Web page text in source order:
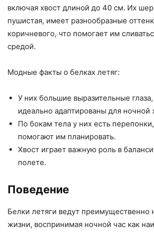
включая хвост длиной до 40 см. Их
пушистая, имеет разнообразные
коричневого, что помогает им
средой.
Модные факты о белках летяг:
У них большие выразительные
идеально адаптированы для ночной
По бокам тела у них есть
помогают им планировать.
Хвост играет важную роль в
полете.
Поведение
Белки летяги ведут преимущественно
жизни, воспринимая ночной час как